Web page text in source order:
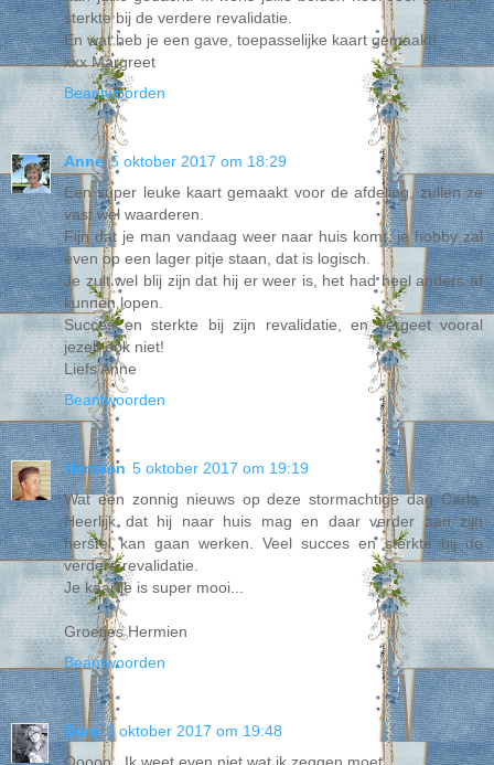
sterkte bij de verdere revalidatie.
En wat heb je een gave, toepasselijke kaart gemaakt!
xxx Margreet
Beantwoorden
Anne 5 oktober 2017 om 18:29
Een super leuke kaart gemaakt voor de afdeling, zullen ze
vast wel waarderen.
Fijn dat je man vandaag weer naar huis komt, je hobby zal
even op een lager pitje staan, dat is logisch.
Je zult wel blij zijn dat hij er weer is, het had heel anders af
kunnen lopen.
Succes en sterkte bij zijn revalidatie, en vergeet vooral
jezelf ook niet!
Liefs Anne
Beantwoorden
Hermien 5 oktober 2017 om 19:19
Wat een zonnig nieuws op deze stormachtige dag Carla.
Heerlijk dat hij naar huis mag en daar verder aan zijn
herstel kan gaan werken. Veel succes en sterkte bij de
verdere revalidatie.
Je kaartje is super mooi...
Groetjes Hermien
Beantwoorden
Dora 5 oktober 2017 om 19:48